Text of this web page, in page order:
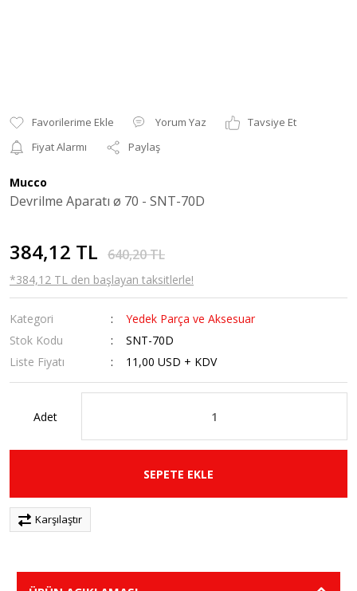
Yorum Yaz
Tavsiye Et
Fiyat Alarmı
Paylaş
Mucco
Devrilme Aparatı ø 70 - SNT-70D
384,12 TL 640,20 TL
*384,12 TL den başlayan taksitlerle!
Kategori
Yedek Parça ve Aksesuar
Stok Kodu
SNT-70D
Liste Fiyatı
11,00 USD + KDV
Adet
SEPETE EKLE
Karşılaştır